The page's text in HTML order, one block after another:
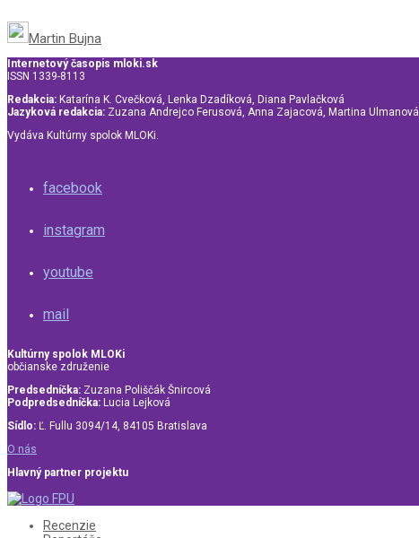
Martin Bujna
Internetový časopis mloki.sk
ISSN 1339-8113
Redakcia: Katarína K. Cvečková, Lenka Dzadíková, Diana Pavlačková
Jazyková redakcia: Zuzana Andrejco Ferusová, Anna Zajacová, Martina Ulmanová
Vydáva Kultúrny spolok MLOKi.
facebook
instagram
youtube
mail
Kultúrny spolok MLOKi
občianske združenie
Predsedníčka: Zuzana Poliščák Šnircová
Podpredsedníčka: Lucia Lejková
Sídlo: Ľ. Fullu 3094/14, 84105 Bratislava
O nás
Hlavný partner projektu
Recenzie